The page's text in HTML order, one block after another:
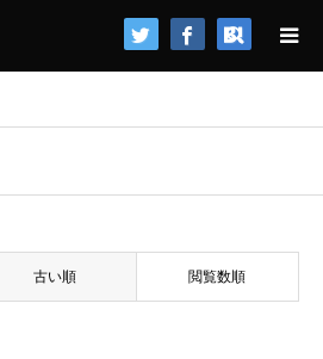
検索
古い順 閲覧数順